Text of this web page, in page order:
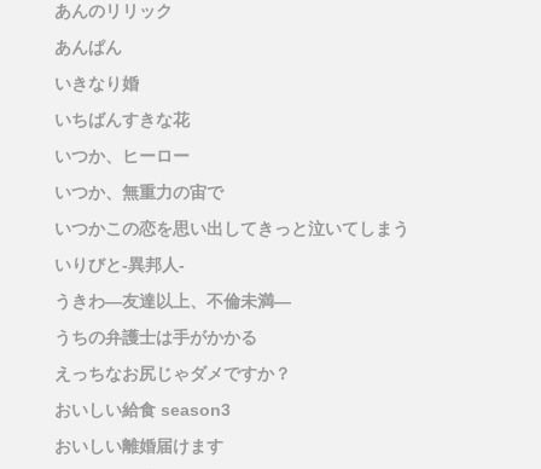
あんのリリック
あんぱん
いきなり婚
いちばんすきな花
いつか、ヒーロー
いつか、無重力の宙で
いつかこの恋を思い出してきっと泣いてしまう
いりびと-異邦人-
うきわ―友達以上、不倫未満―
うちの弁護士は手がかかる
えっちなお尻じゃダメですか？
おいしい給食 season3
おいしい離婚届けます